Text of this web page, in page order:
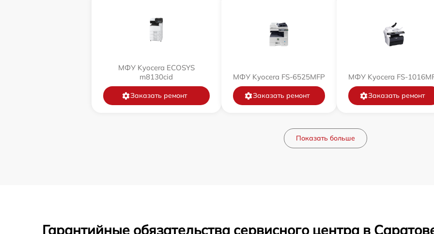
МФУ Kyocera ECOSYS
m8130cid
Заказать ремонт
МФУ Kyocera FS-6525MFP
Заказать ремонт
МФУ Kyocera FS-
Заказать ремонт
Показать больше
Гарантийные обязательства сервисного центра в